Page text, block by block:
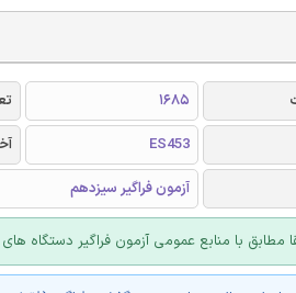
1685
ES453
آزمون فراگیر سیزدهم
مطابق با منابع عمومی آزمون فراگیر دستگاه های